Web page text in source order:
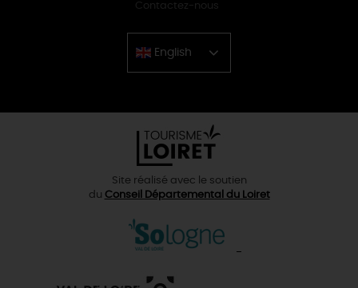
Contactez-nous
English
Chinese
Site réalisé avec le soutien
du Conseil Départemental du Loiret